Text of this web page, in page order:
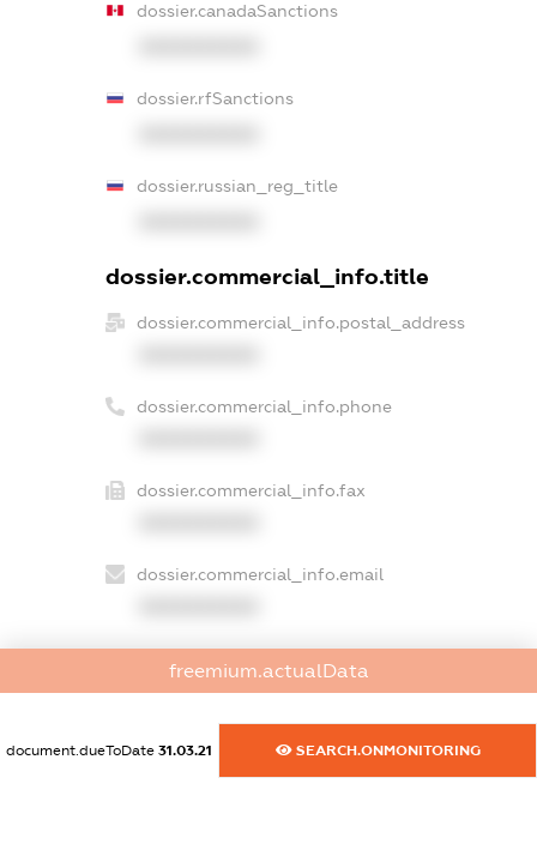
dossier.canadaSanctions
dossier.rfSanctions
dossier.russian_reg_title
dossier.commercial_info.title
dossier.commercial_info.postal_address
dossier.commercial_info.phone
dossier.commercial_info.fax
dossier.commercial_info.email
XXXXXXXXXX
dossier.commercial_info.activity
XXXXXXXXXX
freemium.actualData
document.dueToDate 31.03.21 SEARCH.ONMONITORING